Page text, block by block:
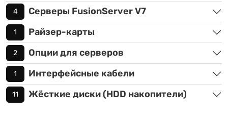
4 Серверы FusionServer V7
1 Райзер-карты
2 Опции для серверов
1 Интерфейсные кабели
11 Жёсткие диски (HDD накопители)